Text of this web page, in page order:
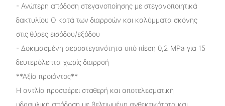
- Ανώτερη απόδοση στεγανοποίησης με στεγανοποιητικά
δακτυλίου Ο κατά των διαρροών και καλύμματα σκόνης
στις θύρες εισόδου/εξόδου
- Δοκιμασμένη αεροστεγανότητα υπό πίεση 0,2 MPa για 15
δευτερόλεπτα χωρίς διαρροή
**Αξία προϊόντος**
Η αντλία προσφέρει σταθερή και αποτελεσματική
υδραυλική απόδοση με βελτιωμένη ανθεκτικότητα και